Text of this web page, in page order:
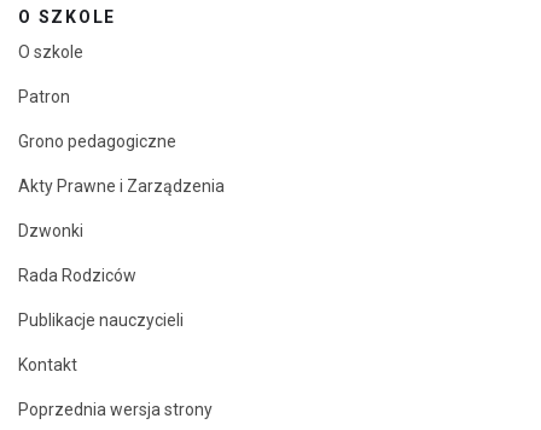
O SZKOLE
O szkole
Patron
Grono pedagogiczne
Akty Prawne i Zarządzenia
Dzwonki
Rada Rodziców
Publikacje nauczycieli
Kontakt
Poprzednia wersja strony